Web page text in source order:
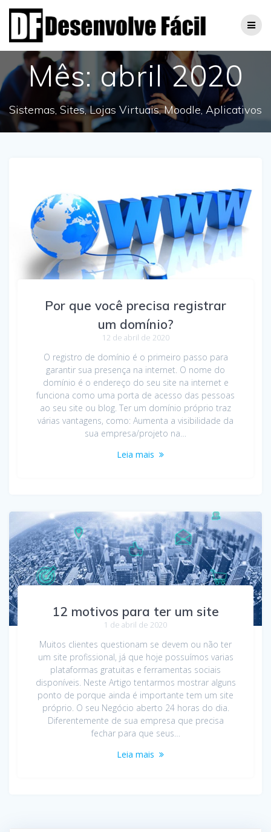
to
content
Mês: abril 2020
Sistemas, Sites, Lojas Virtuais, Moodle, Aplicativos
Por que você precisa registrar
um domínio?
12 de abril de 2020
O registro de domínio é o primeiro passo para
garantir sua presença na internet. O nome do
domínio é o endereço do seu site na internet e
funciona como uma porta de acesso das pessoas
ao seu site ou blog. Ter um domínio próprio traz
várias vantagens, como: Aumenta a visibilidade da
sua empresa/projeto na…
Leia mais
12 motivos para ter um site
1 de abril de 2020
Muitos clientes questionam se devem ou não ter
um site profissional, já que hoje possuímos varias
plataformas gratuitas e ferramentas sociais
disponíveis. Neste Artigo tentarmos mostrar alguns
ponto de porque ainda é importante tem um site
próprio. O seu Negócio aberto 24 horas do dia.
Diferentemente de sua empresa que precisa
fechar para que seus…
Leia mais